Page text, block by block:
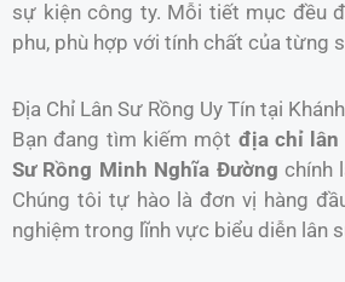
sự kiện công ty. Mỗi tiết mục đều
phu, phù hợp với tính chất của từng
Địa Chỉ Lân Sư Rồng Uy Tín tại
Bạn đang tìm kiếm một địa chỉ
Sư Rồng Minh Nghĩa Đường chính
Chúng tôi tự hào là đơn vị hàng
nghiệm trong lĩnh vực biểu diễn lân